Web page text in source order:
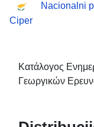
Nacionalni
Ciper
Κατάλογος
Γεωργικών